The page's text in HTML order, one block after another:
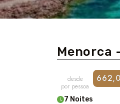
Menorca
desde
por pessoa
7 Noites